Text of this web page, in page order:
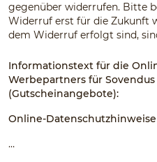
gegenüber widerrufen. Bitte
Widerruf erst für die Zukunft
dem Widerruf erfolgt sind,
Informationstext für die
Werbepartners für
(Gutscheinangebote):
Online-
…